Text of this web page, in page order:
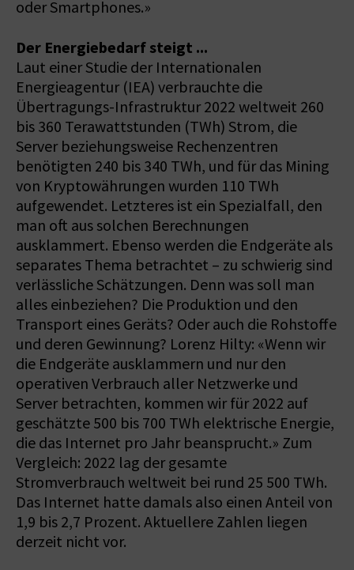
oder Smartphones.»
Der Energiebedarf steigt ...
Laut einer Studie der Internationalen
Energieagentur (IEA) verbrauchte die
Übertragungs-Infrastruktur 2022 weltweit 260
bis 360 Terawattstunden (TWh) Strom, die
Server beziehungsweise Rechenzentren
benötigten 240 bis 340 TWh, und für das Mining
von Kryptowährungen wurden 110 TWh
aufgewendet. Letzteres ist ein Spezialfall, den
man oft aus solchen Berechnungen
ausklammert. Ebenso werden die Endgeräte als
separates Thema betrachtet – zu schwierig sind
verlässliche Schätzungen. Denn was soll man
alles einbeziehen? Die Produktion und den
Transport eines Geräts? Oder auch die Rohstoffe
und deren Gewinnung? Lorenz Hilty: «Wenn wir
die Endgeräte ausklammern und nur den
operativen Verbrauch aller Netzwerke und
Server betrachten, kommen wir für 2022 auf
geschätzte 500 bis 700 TWh elektrische Energie,
die das Internet pro Jahr beansprucht.» Zum
Vergleich: 2022 lag der gesamte
Stromverbrauch weltweit bei rund 25 500 TWh.
Das Internet hatte damals also einen Anteil von
1,9 bis 2,7 Prozent. Aktuellere Zahlen liegen
derzeit nicht vor.